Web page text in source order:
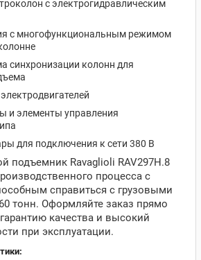
с электрогидравлическим
с многофункциональным режимом
синхронизации колонн для
и элементы управления
для подключения к сети 380 В
подъемник Ravaglioli RAV297H.8
процесса с
справиться с грузовыми
тонн. Оформляйте заказ прямо
качества и высокий
при эксплуатации.